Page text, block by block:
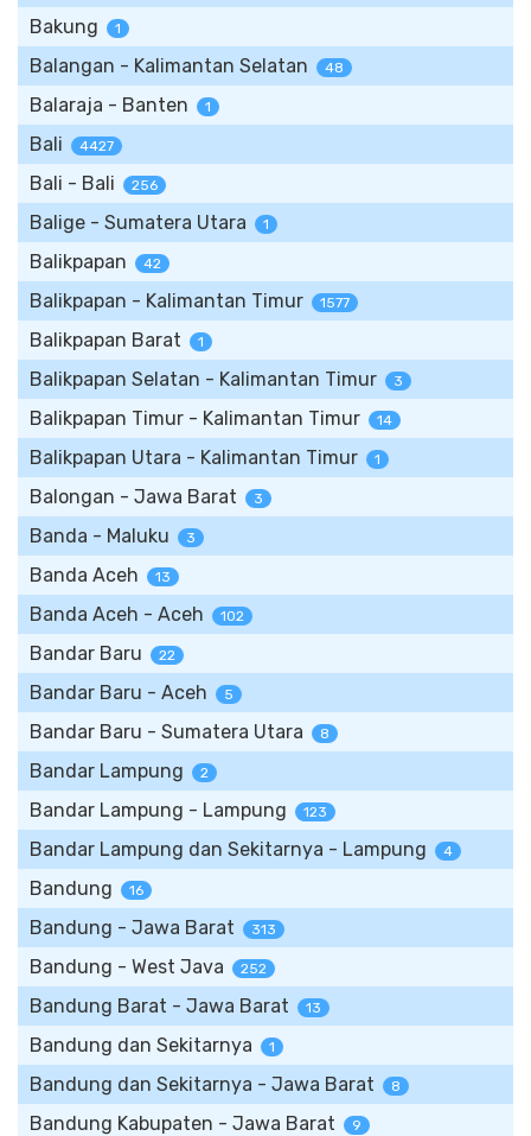
Bakung 1
Balangan - Kalimantan Selatan 48
Balaraja - Banten 1
Bali 4427
Bali - Bali 256
Balige - Sumatera Utara 1
Balikpapan 42
Balikpapan - Kalimantan Timur 1577
Balikpapan Barat 1
Balikpapan Selatan - Kalimantan Timur 3
Balikpapan Timur - Kalimantan Timur 14
Balikpapan Utara - Kalimantan Timur 1
Balongan - Jawa Barat 3
Banda - Maluku 3
Banda Aceh 13
Banda Aceh - Aceh 102
Bandar Baru 22
Bandar Baru - Aceh 5
Bandar Baru - Sumatera Utara 8
Bandar Lampung 2
Bandar Lampung - Lampung 123
Bandar Lampung dan Sekitarnya - Lampung 4
Bandung 16
Bandung - Jawa Barat 313
Bandung - West Java 252
Bandung Barat - Jawa Barat 13
Bandung dan Sekitarnya 1
Bandung dan Sekitarnya - Jawa Barat 8
Bandung Kabupaten - Jawa Barat 9